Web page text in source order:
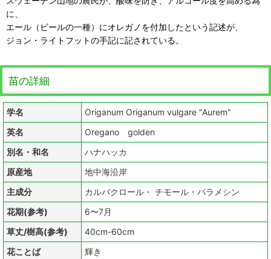
に、
エール（ビールの一種）にオレガノを付加したという記述が、
ジョン・ライトフットの手記に記されている。
苗の詳細
学名
Origanum Origanum vulgare "Aurem"
英名
Oregano golden
別名・和名
ハナハッカ
原産地
地中海沿岸
主成分
カルバクロール・ チモール・パラメシン
花期(参考)
6〜7月
草丈/樹高(参考)
40cm-60cm
花ことば
輝き